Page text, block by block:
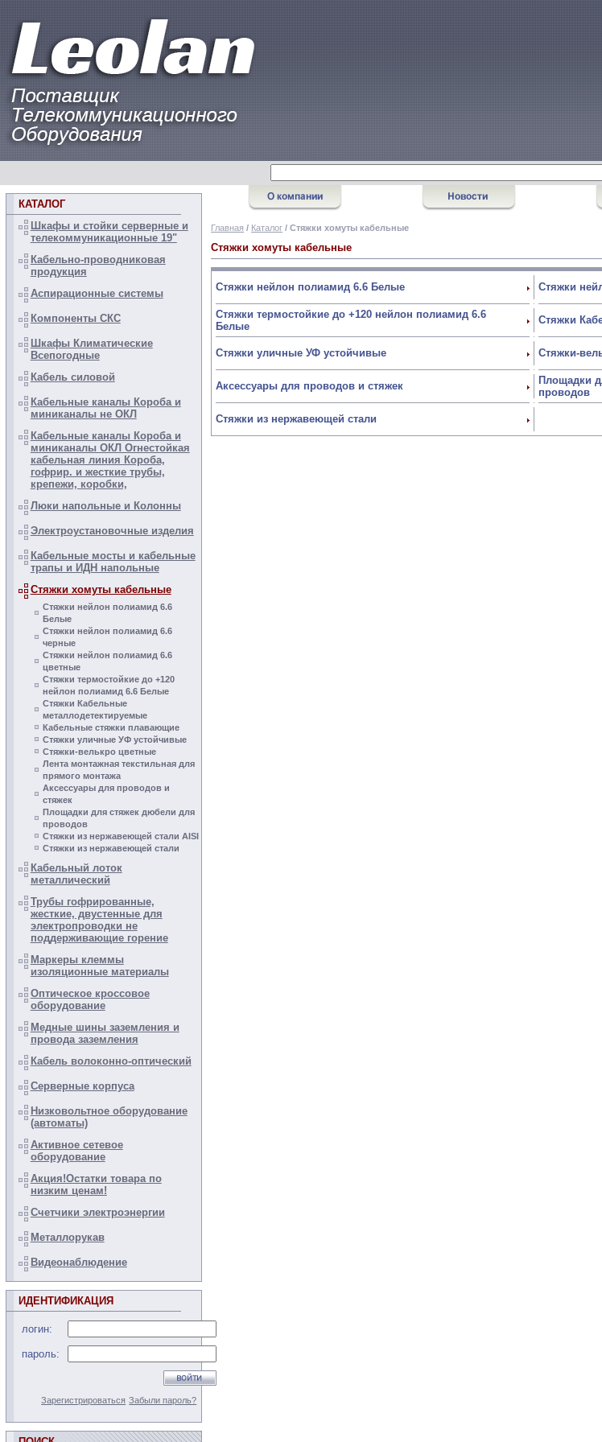
КАТАЛОГ
Шкафы и стойки серверные и
телекоммуникационные 19"
Кабельно-проводниковая
продукция
Аспирационные системы
Компоненты СКС
Шкафы Климатические
Всепогодные
Кабель силовой
Кабельные каналы Короба и
миниканалы не ОКЛ
Кабельные каналы Короба и
миниканалы ОКЛ Огнестойкая
кабельная линия Короба,
гофрир. и жесткие трубы,
крепежи, коробки,
Люки напольные и Колонны
Электроустановочные изделия
Кабельные мосты и кабельные
трапы и ИДН напольные
Стяжки хомуты кабельные
Стяжки нейлон полиамид 6.6
Белые
Стяжки нейлон полиамид 6.6
черные
Стяжки нейлон полиамид 6.6
цветные
Стяжки термостойкие до +120
нейлон полиамид 6.6 Белые
Стяжки Кабельные
металлодетектируемые
Кабельные стяжки плавающие
Стяжки уличные УФ устойчивые
Стяжки-велькро цветные
Лента монтажная текстильная для
прямого монтажа
Аксессуары для проводов и
стяжек
Площадки для стяжек дюбели для
проводов
Стяжки из нержавеющей стали AISI
Стяжки из нержавеющей стали
Кабельный лоток
металлический
Трубы гофрированные,
жесткие, двустенные для
электропроводки не
поддерживающие горение
Маркеры клеммы
изоляционные материалы
Оптическое кроссовое
оборудование
Медные шины заземления и
провода заземления
Кабель волоконно-оптический
Серверные корпуса
Низковольтное оборудование
(автоматы)
Активное сетевое
оборудование
Акция!Остатки товара по
низким ценам!
Счетчики электроэнергии
Металлорукав
Видеонаблюдение
ИДЕНТИФИКАЦИЯ
логин:
пароль:
Зарегистрироваться Забыли пароль?
Главная / Каталог / Стяжки хомуты кабельные
Стяжки хомуты кабельные
Стяжки нейлон полиамид 6.6 Белые Стяжки
Стяжки термостойкие до +120 нейлон полиамид 6.6
Белые
Стяжки
Стяжки уличные УФ устойчивые Стяжки-
Аксессуары для проводов и стяжек
Площадки
проводов
Стяжки из нержавеющей стали